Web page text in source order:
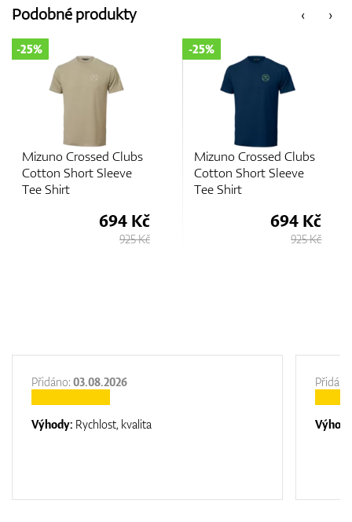
‹
Podobné produkty ›
Mizuno Crossed Clubs
Cotton Short Sleeve
Tee Shirt
-25%
694 Kč
925 Kč
Mizuno Crossed Clubs
Cotton Short Sleeve
Tee Shirt
-25%
694 Kč
925 Kč
Přidáno: 03.08.2026
Výhody: Rychlost, kvalita